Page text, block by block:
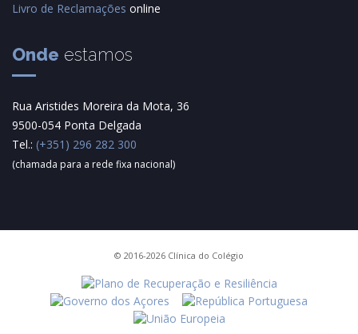
Livro de Reclamações online
Onde estamos
Rua Aristides Moreira da Mota, 36
9500-054 Ponta Delgada
Tel.: (+351) 296 282 300
(chamada para a rede fixa nacional)
© 2016-2026 Clínica do Colégio